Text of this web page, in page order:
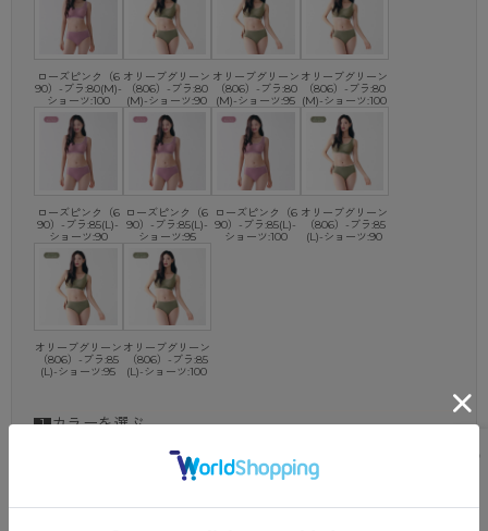
ローズピンク（6
90）-ブラ:80(M)-
ショーツ:100
オリーブグリーン
（806）-ブラ:80
(M)-ショーツ:90
オリーブグリーン
（806）-ブラ:80
(M)-ショーツ:95
オリーブグリーン
（806）-ブラ:80
(M)-ショーツ:100
ローズピンク（6
90）-ブラ:85(L)-
ショーツ:90
ローズピンク（6
90）-ブラ:85(L)-
ショーツ:95
ローズピンク（6
90）-ブラ:85(L)-
ショーツ:100
オリーブグリーン
（806）-ブラ:85
(L)-ショーツ:90
オリーブグリーン
（806）-ブラ:85
(L)-ショーツ:95
オリーブグリーン
（806）-ブラ:85
(L)-ショーツ:100
カラーを選ぶ